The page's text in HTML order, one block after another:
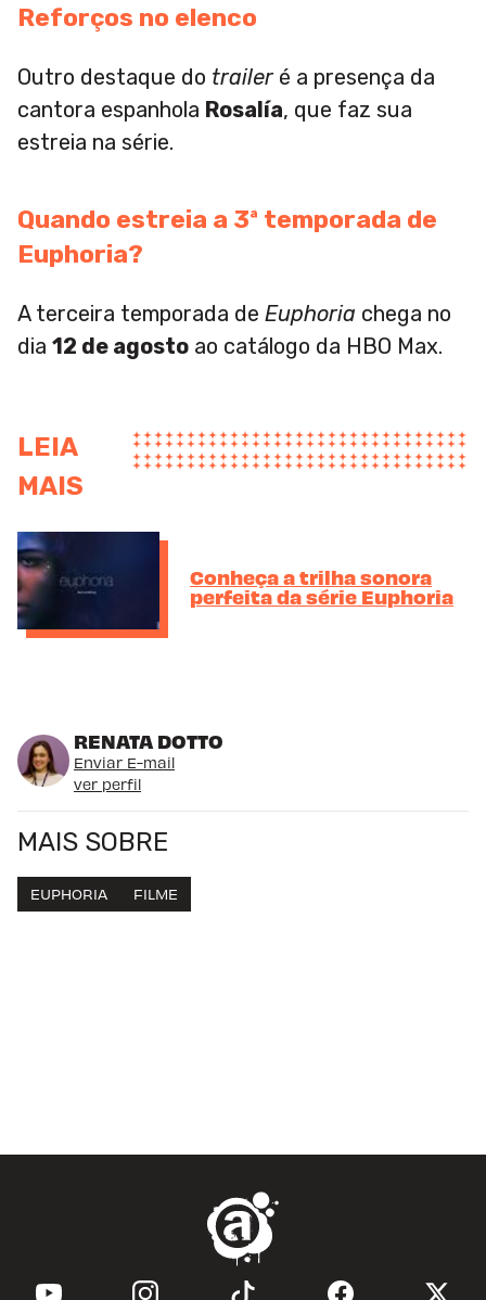
Reforços no elenco
Outro destaque do trailer é a presença da
cantora espanhola Rosalía, que faz sua
estreia na série.
Quando estreia a 3ª temporada de
Euphoria?
A terceira temporada de Euphoria chega no
dia 12 de agosto ao catálogo da HBO Max.
LEIA
MAIS
Conheça a trilha sonora
perfeita da série Euphoria
RENATA DOTTO
Enviar E-mail
ver perfil
MAIS SOBRE
EUPHORIA FILME